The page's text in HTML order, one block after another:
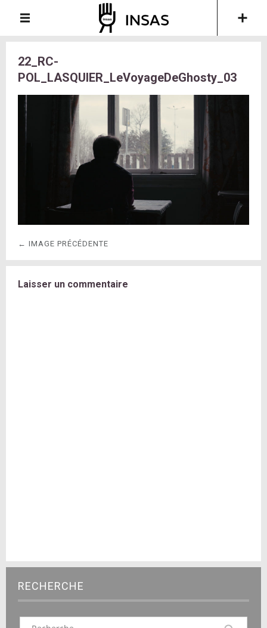
22_RC-
POL_LASQUIER_LeVoyageDeGhosty_03
← IMAGE PRÉCÉDENTE
Laisser un commentaire
RECHERCHE